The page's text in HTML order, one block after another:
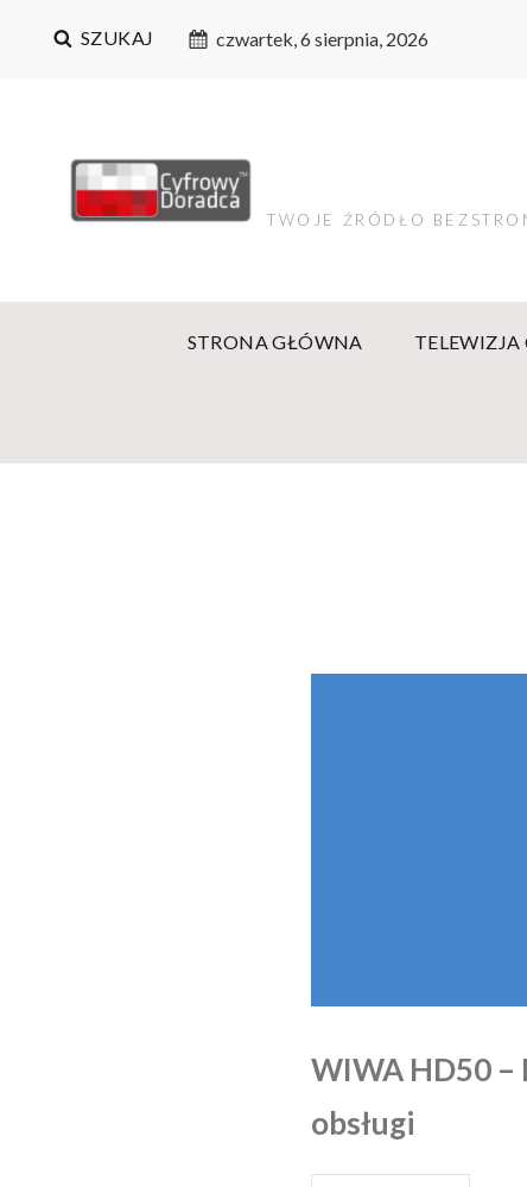
SZUKAJ czwartek, 6 sierpnia, 2026
TWOJE ŹRÓDŁO
STRONA GŁÓWNA TELEWIZJA
WIWA HD50 –
obsługi